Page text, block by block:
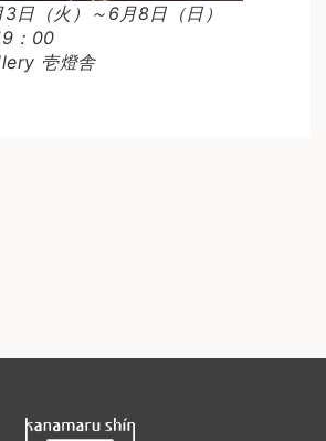
日（火）～6月8日（日）
：00
壱燈舎